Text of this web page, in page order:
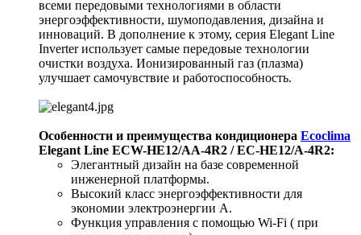
всеми передовыми технологиями в области
энергоэффективности, шумоподавления, дизайна и
инноваций. В дополнение к этому, серия Elegant Line
Inverter использует самые передовые технологии
очистки воздуха. Ионизированный газ (плазма)
улучшает самочувствие и работоспособность.
Особенности и преимущества кондиционера Ecoclima
Elegant Line ECW-HE12/AA-4R2 / EC-HE12/A-4R2:
Элегантный дизайн на базе современной
инженерной платформы.
Высокий класс энергоэффективности для
экономии электроэнергии А.
Функция управления с помощью Wi-Fi ( при